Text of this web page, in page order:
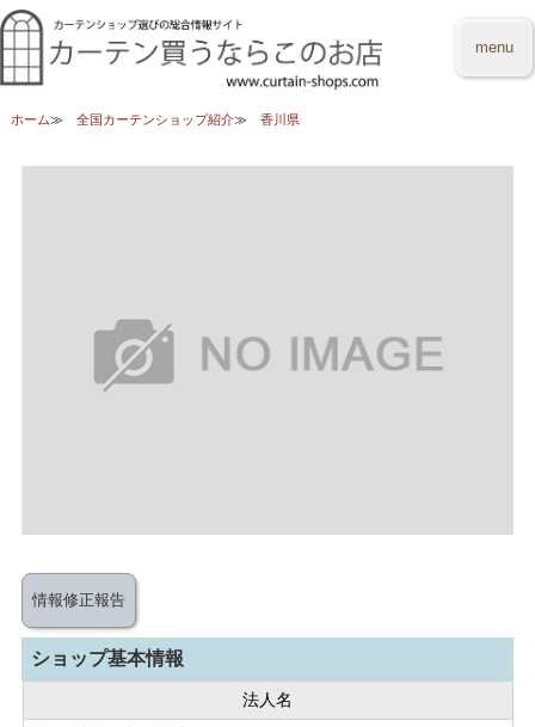
menu
ホーム 全国カーテンショップ紹介 香川県
情報修正報告
ショップ基本情報
法人名